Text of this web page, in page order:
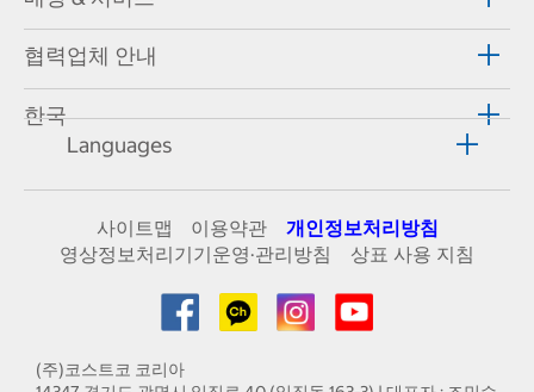
협력업체 안내
한국
Languages
사이트맵 이용약관
개인정보처리방침
영상정보처리기기운영·관리방침
상표 사용 지침
(주)코스트코 코리아